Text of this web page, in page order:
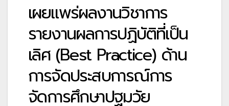
เผยแพร่ผลงานวิชาการ
รายงานผลการปฏิบัติที่เป็น
เลิศ (Best Practice) ด้าน
การจัดประสบการณ์การ
จัดการศึกษาปฐมวัย